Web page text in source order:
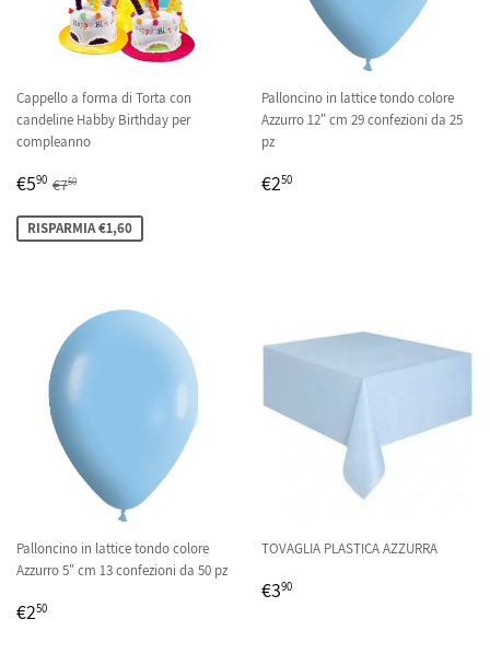
Cappello a forma di Torta con
candeline Habby Birthday per
compleanno
PREZZO
€590 €5,90
PREZZO DI LISTINO
€750
RISPARMIA €1,60
Palloncino in lattice tondo colore
Azzurro 12" cm 29 confezioni da 25
pz
PREZZO
€250
Palloncino in lattice tondo colore
Azzurro 5" cm 13 confezioni da 50 pz
PREZZO
€250
TOVAGLIA PLASTICA AZZURRA
PREZZO
€390